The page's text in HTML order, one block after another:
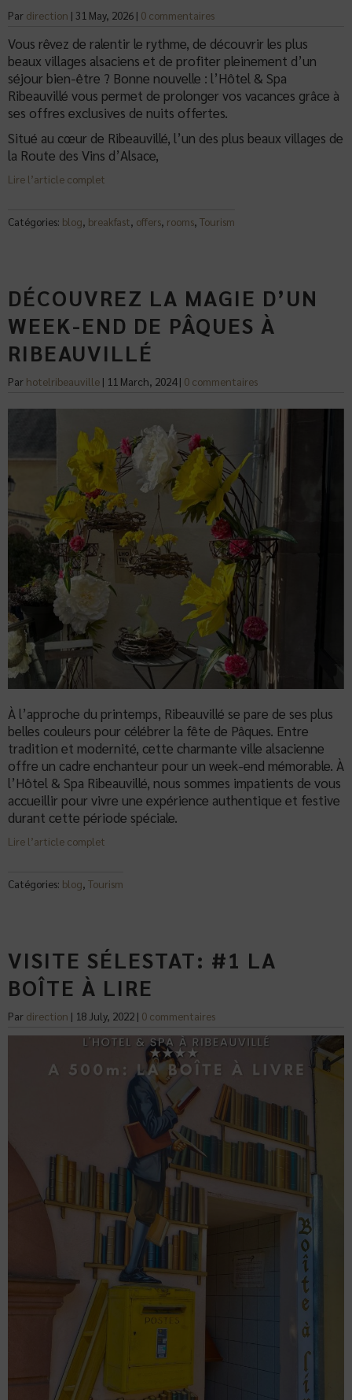
Par direction | 31 May, 2026 | 0 commentaires
Vous rêvez de ralentir le rythme, de découvrir les plus
beaux villages alsaciens et de profiter pleinement d’un
séjour bien-être ? Bonne nouvelle : l’Hôtel & Spa
Ribeauvillé vous permet de prolonger vos vacances grâce à
ses offres exclusives de nuits offertes.
Situé au cœur de Ribeauvillé, l’un des plus beaux villages de
la Route des Vins d’Alsace,
Lire l’article complet
Catégories: blog, breakfast, offers, rooms, Tourism
DÉCOUVREZ LA MAGIE D’UN
WEEK-END DE PÂQUES À
RIBEAUVILLÉ
Par hotelribeauville | 11 March, 2024| 0 commentaires
À l’approche du printemps, Ribeauvillé se pare de ses plus
belles couleurs pour célébrer la fête de Pâques. Entre
tradition et modernité, cette charmante ville alsacienne
offre un cadre enchanteur pour un week-end mémorable. À
l’Hôtel & Spa Ribeauvillé, nous sommes impatients de vous
accueillir pour vivre une expérience authentique et festive
durant cette période spéciale.
Lire l’article complet
Catégories: blog, Tourism
VISITE SÉLESTAT: #1 LA
BOÎTE À LIRE
Par direction | 18 July, 2022 | 0 commentaires